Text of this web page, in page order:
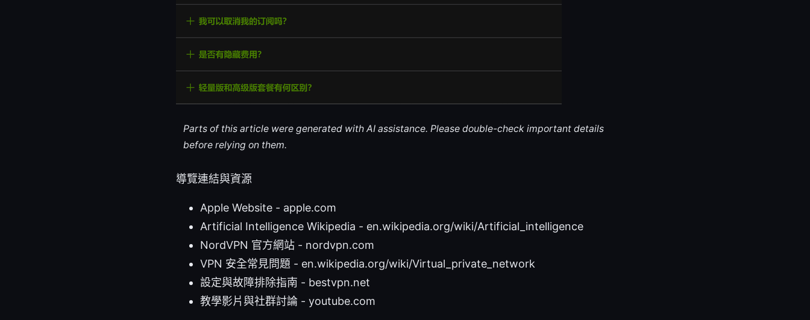
Parts of this article were generated with AI assistance. Please double-check important details
before relying on them.
導覽連結與資源
Apple Website - apple.com
Artificial Intelligence Wikipedia - en.wikipedia.org/wiki/Artificial_intelligence
NordVPN 官方網站 - nordvpn.com
VPN 安全常見問題 - en.wikipedia.org/wiki/Virtual_private_network
設定與故障排除指南 - bestvpn.net
教學影片與社群討論 - youtube.com